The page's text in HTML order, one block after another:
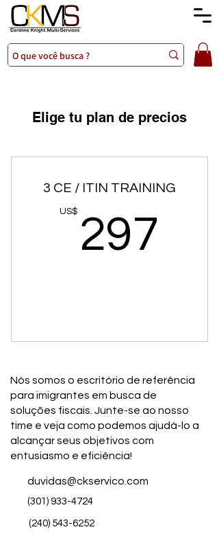
Elige tu plan de precios
3 CE / ITIN TRAINING
US$ 297
Nós somos o escritório de referência
para imigrantes em busca de
soluções fiscais. Junte-se ao nosso
time e veja como podemos ajudá-lo a
alcançar seus objetivos com
entusiasmo e eficiência!
duvidas@ckservico.com
(301) 933-4724
(240) 543-6252